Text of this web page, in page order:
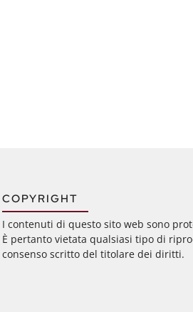
COPYRIGHT
I contenuti di questo sito web sono
È pertanto vietata qualsiasi tipo di
consenso scritto del titolare dei diritti.